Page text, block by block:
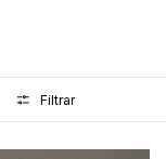
Filtrar